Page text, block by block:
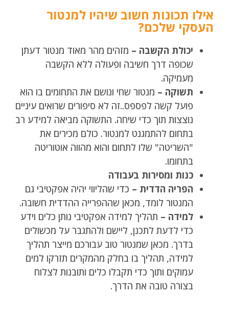
אילו תכונות חשוב שיהיו למנטור
העסקי שלכם?
יכולת הקשבה – מזהים מהר מאוד מנטור דעתן
שכופה דרך חשיבה ופעולה ללא הקשבה
מעמיקה.
תשוקה – מנטור שחי ונושם את התחומים בו הוא
פועל קשה לפספס..זה לא סיפורים שרואים עיניים
נוצצות תוך כדי שיחה. התשוקה מביאה למידע רב
בתחום להתמגנט למנטור. כולם מכירים את
"השריטה" שלו לתחום והוא מהווה אוטוריטה
בתחומו.
כנות ומסירות בעבודה
הפריה הדדית – כדי שהליווי יהיה אפקטיבי גם
המנטור לומד, מכאן שההפרייה ההדדית חשובה.
למידה – תהליך למידה אפקטיבי נותן כלים וידע
כדי לדעת לתכנן, ליישם ולהתגבר על מכשולים
בדרך. מכאן שמנטור טוב עבורכם מייצר תהליך
למידה, תהליך בו בחלק מהמקרים תזרקו למים
עמוקים ותוך כדי תקבלו כלים ותובנות לצלוח
בצורה טובה את הדרך.